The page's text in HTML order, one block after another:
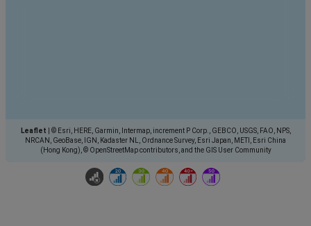
Leaflet
© Esri, HERE, Garmin, Intermap, increment P Corp., GEBCO, USGS, FAO, NPS,
NRCAN, GeoBase, IGN, Kadaster NL, Ordnance Survey, Esri Japan, METI, Esri China
(Hong Kong), © OpenStreetMap contributors, and the GIS User Community